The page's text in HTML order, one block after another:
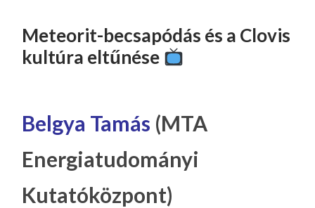
KT
Ó
CS
IL
LA
G
Természettudományi
TARTALOMHOZ
Meteorit-becsapódás és a Clovis
kultúra eltűnése
Belgya Tamás (MTA
Energiatudományi
Kutatóközpont)